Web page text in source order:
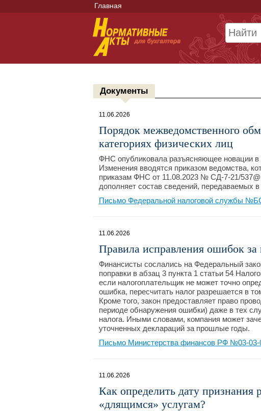
Главная
Документы
11.06.2026
Порядок межведомственного
категориях физических лиц
ФНС опубликовала разъясняющее новации
Изменения вводятся приказом ведомства,
приказам ФНС от 11.08.2023 № СД-7-21/
дополняет состав сведений, передаваемых
Письмо Федеральной налоговой службы
11.06.2026
Правила исправления ошибок
Финансисты сослались на Федеральный
поправки в абзац 3 пункта 1 статьи 54
если налогоплательщик не может точно
ошибка, пересчитать налог разрешается в
Кроме того, закон предоставляет право
периоде обнаружения ошибки) даже в тех
налога. Иными словами, компания может
уточненных деклараций за прошлые годы.
Письмо Министерства финансов РФ №03-03-
11.06.2026
Как определить дату признания
«длящимся» услугам?